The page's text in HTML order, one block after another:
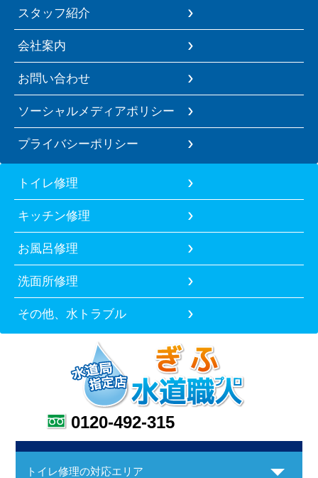
スタッフ紹介
会社案内
お問い合わせ
ソーシャルメディアポリシー
プライバシーポリシー
トイレ修理
キッチン修理
お風呂修理
洗面所修理
その他、水トラブル
0120-492-315
トイレ修理の対応エリア